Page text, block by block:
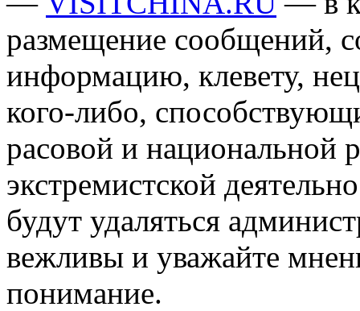
размещение сообщений,
информацию, клевету,
кого-либо,
расовой и национальной
экстремистской
будут удаляться
вежливы и уважайте
понимание.